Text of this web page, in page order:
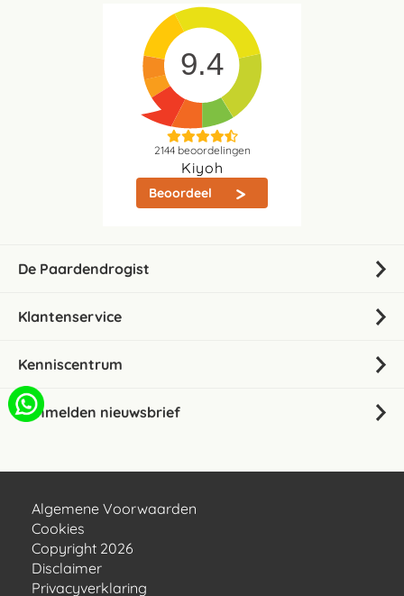
9.4
2144beoordelingen
Kiyoh
Beoordeel
De Paardendrogist
Klantenservice
Kenniscentrum
Aanmelden nieuwsbrief
Algemene Voorwaarden
Cookies
Copyright 2026
Disclaimer
Privacyverklaring